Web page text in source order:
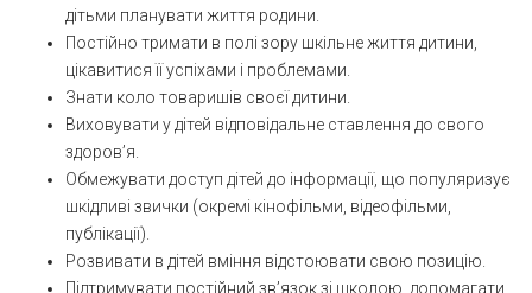
дітьми планувати життя родини.
Постійно тримати в полі зору шкільне життя дитини,
цікавитися її успіхами і проблемами.
Знати коло товаришів своєї дитини.
Виховувати у дітей відповідальне ставлення до свого
здоров’я.
Обмежувати доступ дітей до інформації, що популяризує
шкідливі звички (окремі кінофільми, відеофільми,
публікації).
Розвивати в дітей вміння відстоювати свою позицію.
Підтримувати постійний зв’язок зі школою, допомагати